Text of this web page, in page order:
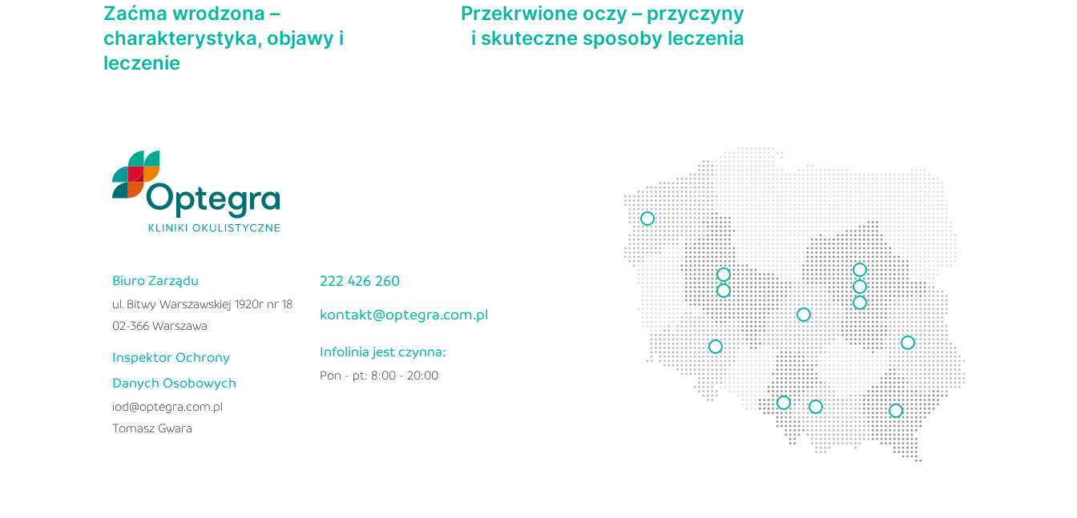
Zaćma wrodzona –
charakterystyka, objawy i
leczenie
Przekrwione oczy – przyczyny
i skuteczne sposoby leczenia
Biuro Zarządu
ul. Bitwy Warszawskiej 1920r nr 18
02-366 Warszawa
Inspektor Ochrony
Danych Osobowych
iod@optegra.com.pl
Tomasz Gwara
222 426 260
kontakt@optegra.com.pl
Infolinia jest czynna:
Pon - pt: 8:00 - 20:00